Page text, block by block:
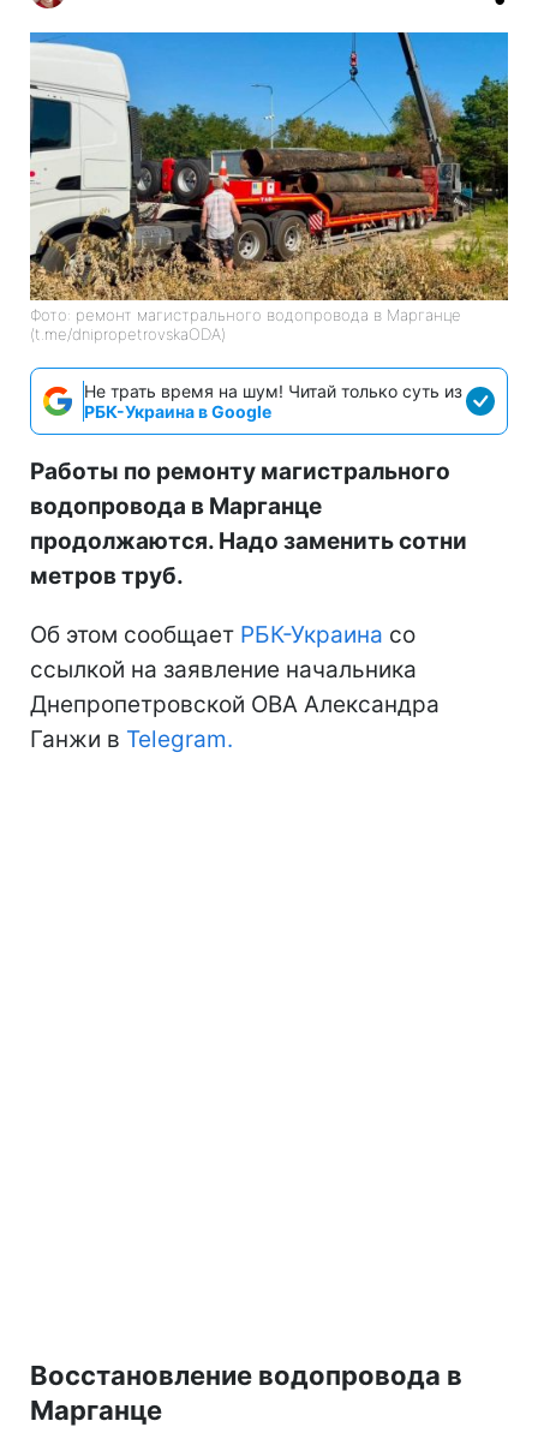
Фото: ремонт магистрального водопровода в Марганце
(t.me/dnipropetrovskaODA)
Не трать время на шум! Читай только суть из
РБК-Украина в Google
Работы по ремонту магистрального
водопровода в Марганце
продолжаются. Надо заменить сотни
метров труб.
Об этом сообщает РБК-Украина со
ссылкой на заявление начальника
Днепропетровской ОВА Александра
Ганжи в Telegram.
Восстановление водопровода в
Марганце